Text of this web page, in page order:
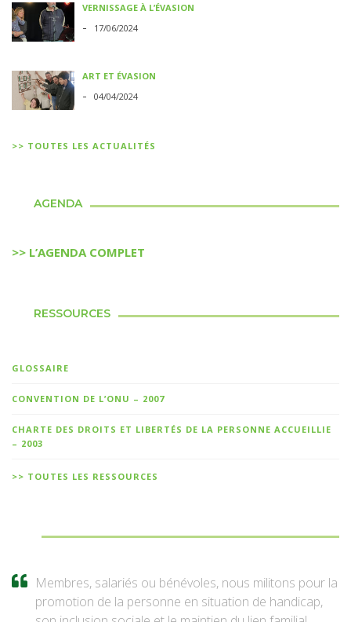
VERNISSAGE À L’ÉVASION
- 17/06/2024
ART ET ÉVASION
- 04/04/2024
>> TOUTES LES ACTUALITÉS
AGENDA
>> L’AGENDA COMPLET
RESSOURCES
GLOSSAIRE
CONVENTION DE L’ONU – 2007
CHARTE DES DROITS ET LIBERTÉS DE LA PERSONNE ACCUEILLIE
– 2003
>> TOUTES LES RESSOURCES
Membres, salariés ou bénévoles, nous militons pour la
promotion de la personne en situation de handicap,